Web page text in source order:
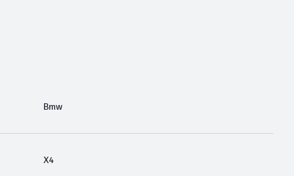
Bmw
X4